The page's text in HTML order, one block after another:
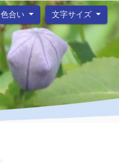
色合い 文字サイズ